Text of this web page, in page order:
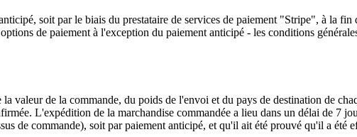
soit par le biais du prestataire de services de paiement "Stripe", à la
de paiement à l'exception du paiement anticipé - les conditions
valeur de la commande, du poids de l'envoi et du pays de destination de
L'expédition de la marchandise commandée a lieu dans un délai de 7
de commande), soit par paiement anticipé, et qu'il ait été prouvé qu'il a été